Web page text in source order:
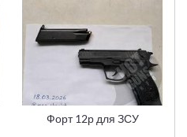
Форт 12р для ЗСУ